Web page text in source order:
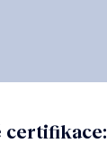
certifikace: